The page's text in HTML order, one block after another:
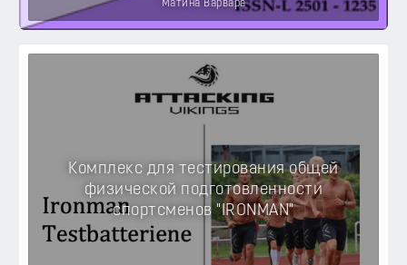
Матина Варвара
Комплекс для тестирования общей
физической подготовленности
спортсменов "IRONMAN"